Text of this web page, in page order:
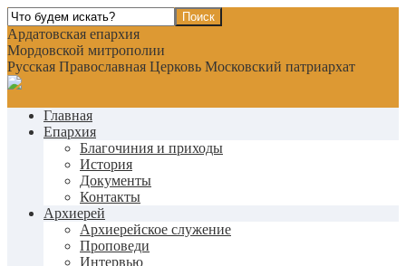
Ардатовская епархия
Мордовской митрополии
Русская Православная Церковь Московский патриархат
Главная
Епархия
Благочиния и приходы
История
Документы
Контакты
Архиерей
Архиерейское служение
Проповеди
Интервью